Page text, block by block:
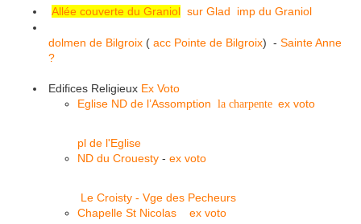
Allée couverte du Graniol sur Glad imp du Graniol
dolmen de Bilgroix ( acc Pointe de Bilgroix) - Sainte Anne
?
Edifices Religieux Ex Voto
Eglise ND de l’Assomption la charpente ex voto
pl de l'Eglise
ND du Crouesty - ex voto
Le Croisty - Vge des Pecheurs
Chapelle St Nicolas
ex voto